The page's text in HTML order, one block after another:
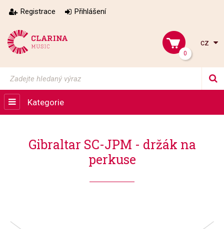
Registrace Přihlášení
0
cz
Kategorie
Gibraltar SC-JPM - držák na
perkuse